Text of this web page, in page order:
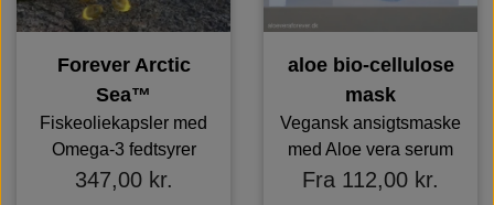
Forever Arctic
Sea™
Fiskeoliekapsler med
Omega-3 fedtsyrer
347,00 kr.
aloe bio-cellulose
mask
Vegansk ansigtsmaske
med Aloe vera serum
Fra 112,00 kr.